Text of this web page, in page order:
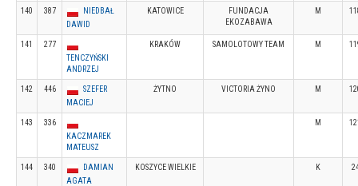
140 387
NIEDBAŁ
DAWID
KATOWICE
FUNDACJA
EKOZABAWA
M
141
277
TENCZYŃSKI
ANDRZEJ
KRAKÓW SAMOLOTOWY TEAM M
142 446
SZEFER
MACIEJ
ŻYTNO VICTORIA ŻYNO M
143
336
KACZMAREK
MATEUSZ
M
144 340
DAMIAN
AGATA
KOSZYCE WIELKIE K